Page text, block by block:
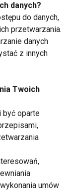
Nowe
w
i Rudzie
fitness w
już w
danych?
do danych,
przetwarzania.
danych
z innych
Twoich
być oparte
umów